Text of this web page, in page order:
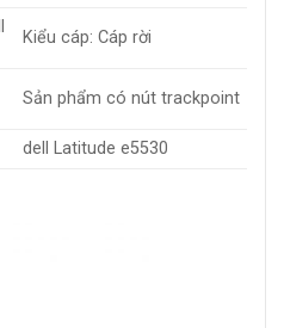
Kiểu cáp: Cáp rời
Sản phẩm có nút trackpoint
dell Latitude e5530